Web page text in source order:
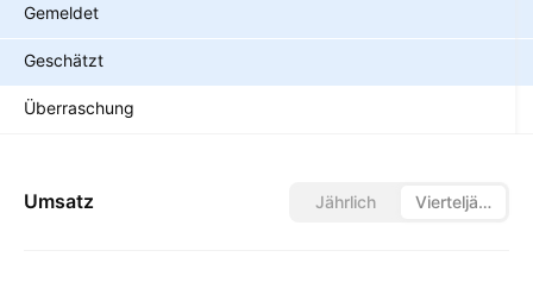
Gemeldet
Geschätzt
Überraschung
Umsatz Jährlich Vierteljährlich